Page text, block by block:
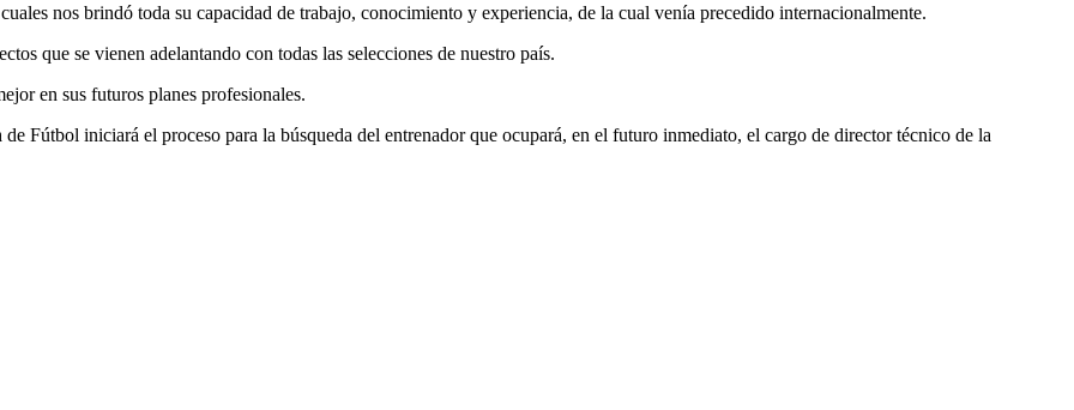
nos brindó toda su capacidad de trabajo, conocimiento y experiencia, de la cual venía precedido internacionalmente.
que se vienen adelantando con todas las selecciones de nuestro país.
en sus futuros planes profesionales.
Fútbol iniciará el proceso para la búsqueda del entrenador que ocupará, en el futuro inmediato, el cargo de director técnico de la